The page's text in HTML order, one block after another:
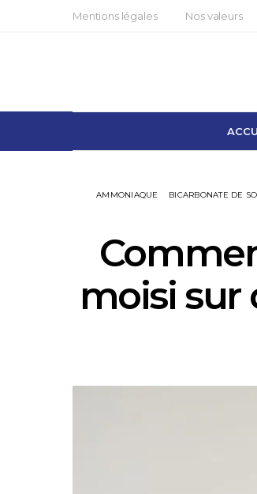
Mentions légales Nos valeurs
AMMONIAQUE BICARBONATE DE
moisi sur